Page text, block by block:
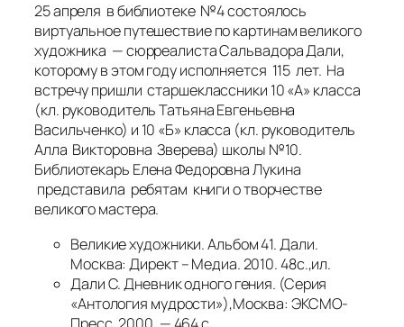
25 апреля в библиотеке №4 состоялось
виртуальное путешествие по картинам великого
художника — сюрреалиста Сальвадора Дали,
которому в этом году исполняется 115 лет. На
встречу пришли старшеклассники 10 «А» класса
(кл. руководитель Татьяна Евгеньевна
Васильченко) и 10 «Б» класса (кл. руководитель
Алла Викторовна Зверева) школы №10.
Библиотекарь Елена Федоровна Лукина
представила ребятам книги о творчестве
великого мастера.
Великие художники. Альбом 41. Дали.
Москва: Директ – Медиа. 2010. 48с.,ил.
Дали С. Дневник одного гения. (Серия
«Антология мудрости»),Москва: ЭКСМО-